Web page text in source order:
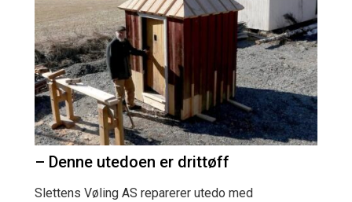
– Denne utedoen er drittøff
Slettens Vøling AS reparerer utedo med